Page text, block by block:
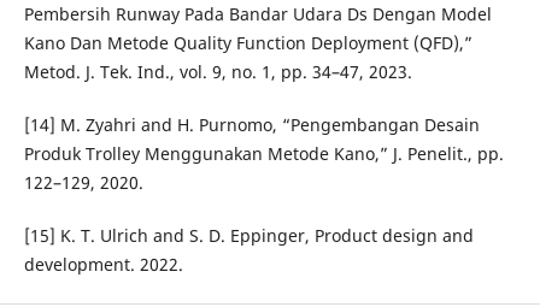
Pembersih Runway Pada Bandar Udara Ds Dengan Model
Kano Dan Metode Quality Function Deployment (QFD),”
Metod. J. Tek. Ind., vol. 9, no. 1, pp. 34–47, 2023.
[14] M. Zyahri and H. Purnomo, “Pengembangan Desain
Produk Trolley Menggunakan Metode Kano,” J. Penelit., pp.
122–129, 2020.
[15] K. T. Ulrich and S. D. Eppinger, Product design and
development. 2022.